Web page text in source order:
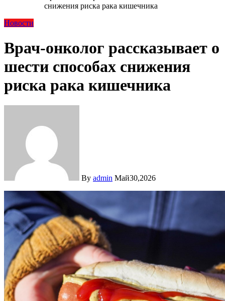
снижения риска рака кишечника
Новости
Врач-онколог рассказывает о
шести способах снижения
риска рака кишечника
By admin Май30,2026